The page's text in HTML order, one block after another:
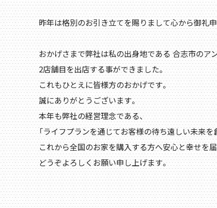
昨年は格別のお引き立てを賜りまして心から御礼
おかげさまで弊社は私の出身地である 合志市のア
2店舗目を出店する事ができました。
これもひとえに皆様方のおかげです。
誠にありがとうございます。
本年も弊社の経営理念である、
「ライフプランを通じてお客様の待ち遠しい未来を
これから全国のお家を購入する方へ安心と幸せを
どうぞよろしくお願い申し上げます。